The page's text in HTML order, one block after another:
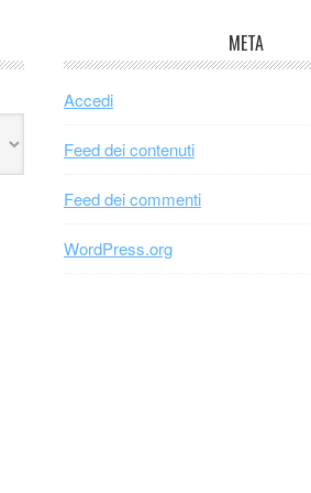
META
Accedi
Feed dei contenuti
Feed dei commenti
WordPress.org